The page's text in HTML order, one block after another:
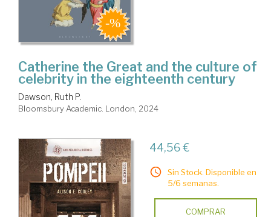
Catherine the Great and the culture of
celebrity in the eighteenth century
Dawson, Ruth P.
Bloomsbury Academic. London, 2024
44,56 €
Sin Stock. Disponible en
5/6 semanas.
COMPRAR